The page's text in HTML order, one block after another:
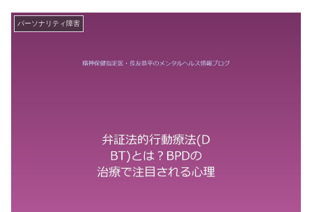
パーソナリティ障害